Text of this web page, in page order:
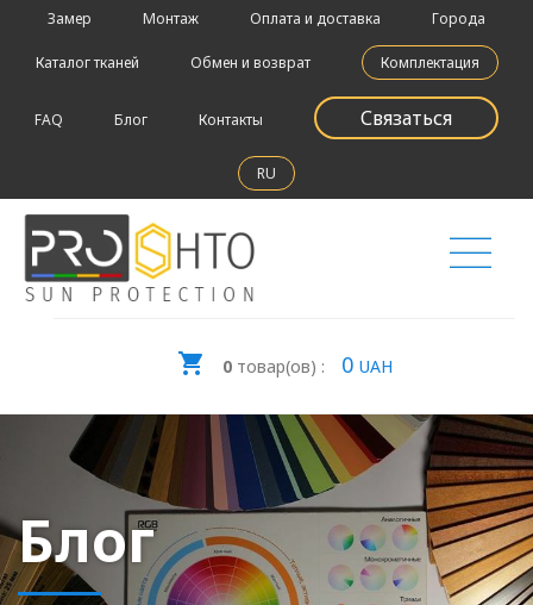
Замер Монтаж Оплата и доставка Города
Каталог тканей Обмен и возврат Комплектация
FAQ Блог Контакты Связаться
RU
0товар(ов) : 0 UAH
Блог